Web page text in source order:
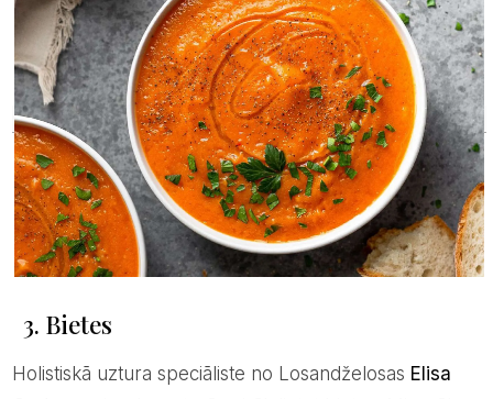
3. Bietes
Holistiskā uztura speciāliste no Losandželosas Elisa